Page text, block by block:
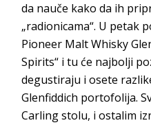
da nauče kako da ih
„radionicama“. U petak
Pioneer Malt Whisky
Spirits“ i tu će najbolji
degustiraju i osete
Glenfiddich portofolija.
Carling stolu, i ostalim